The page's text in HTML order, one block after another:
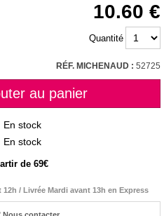
10.60
Quantité
RÉF. MICHENAUD : 52725
En stock
En stock
de 69
/ Livrée Mardi avant 13h en Express